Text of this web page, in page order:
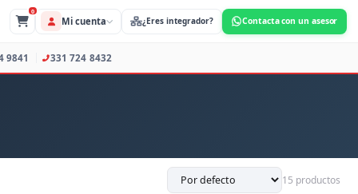
0
Mi cuenta
Profesionales 373 734 9841 331 724 8432
15 productos